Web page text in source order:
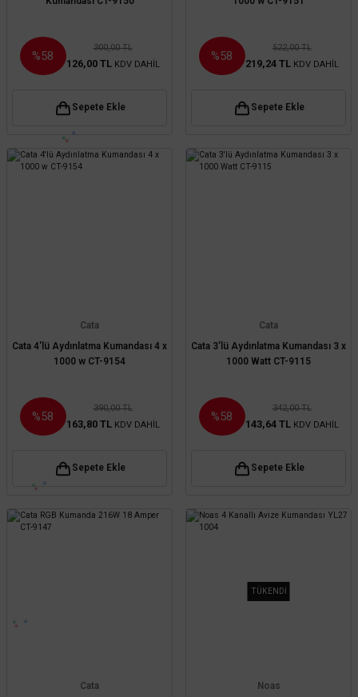
%58
300,00 TL
126,00 TL KDV DAHİL
Sepete Ekle
%58
522,00 TL
219,24 TL KDV DAHİL
Sepete Ekle
Cata
Cata 4'lü Aydınlatma Kumandası 4 x
1000 w CT-9154
%58
390,00 TL
163,80 TL KDV DAHİL
Sepete Ekle
Cata
Cata 3'lü Aydınlatma Kumandası 3 x
1000 Watt CT-9115
%58
342,00 TL
143,64 TL KDV DAHİL
Sepete Ekle
Cata
TÜKENDİ
Noas